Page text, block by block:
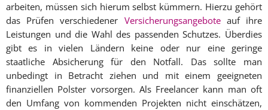
arbeiten, müssen sich hierum selbst kümmern. Hierzu gehört
das Prüfen verschiedener Versicherungsangeboteauf ihre
Leistungen und die Wahl des passenden Schutzes. Überdies
gibt es in vielen Ländern keine oder nur eine geringe
staatliche Absicherung für den Notfall. Das sollte man
unbedingt in Betracht ziehen und mit einem geeigneten
finanziellen Polster vorsorgen. Als Freelancer kann man oft
den Umfang von kommenden Projekten nicht einschätzen,